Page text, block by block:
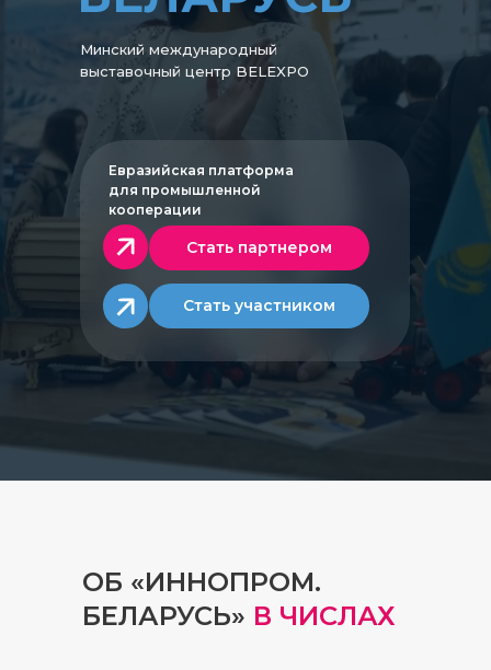
Минский международный
выставочный центр BELEXPO
Евразийская платформа
для промышленной
кооперации
Стать партнером
Стать участником
ОБ «ИННОПРОМ.
БЕЛАРУСЬ» В ЧИСЛАХ